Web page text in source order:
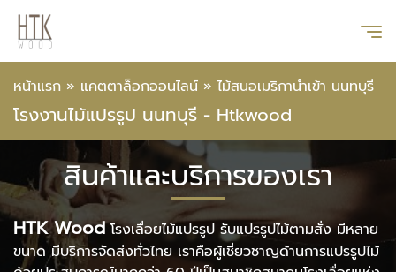
หน้าแรก » แคตตาล็อกออนไลน์ » ไม้สนอเมริกานำเข้า นนทบุรี
โรงงานไม้แปรรูป นนทบุรี - Htkwood
สินค้าและบริการของเรา
HTK Woodโรงเลื่อยไม้แปรรูป รับแปรรูปไม้ตามสั่ง มีหลาย
ขนาด มีบริการจัดส่งทั่วไทย เราคือผู้เชี่ยวชาญด้านการแปรรูปไม้